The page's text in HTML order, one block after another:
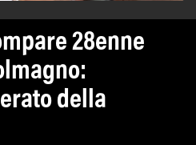
28enne
della